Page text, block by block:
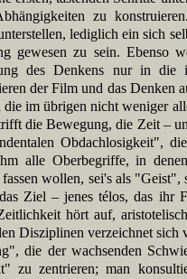
zu
lediglich ein sich
gewesen zu sein. Ebenso
des Denkens nur in die
der Film und das Denken
im übrigen nicht weniger
die Bewegung, die Zeit –
Obdachlosigkeit",
alle Oberbegriffe, in
wollen, sei's als "Geist",
Ziel – jenes télos, das ihr
hört auf,
Disziplinen verzeichnet sich
die der wachsenden
zu zentrieren; man